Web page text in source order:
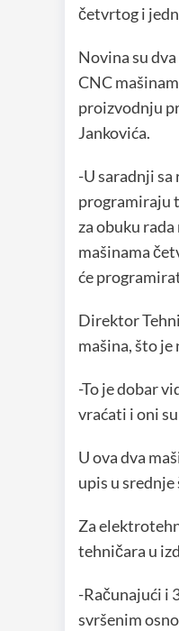
četvrtog i
Novina su
CNC
proizvodnju
Jankovića.
-U saradnji
programiraju
za obuku
mašinama
će
Direktor
mašina, što
-To je dobar
vraćati i oni
U ova dva
upis u
Za
tehničara u
-Računajući i
svršenim